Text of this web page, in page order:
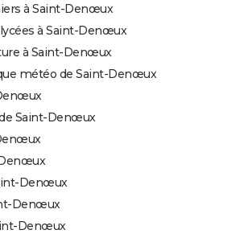
à Saint-Denœux
à Saint-Denœux
à Saint-Denœux
météo de Saint-Denœux
Saint-Denœux
Denœux
Denœux
Denœux